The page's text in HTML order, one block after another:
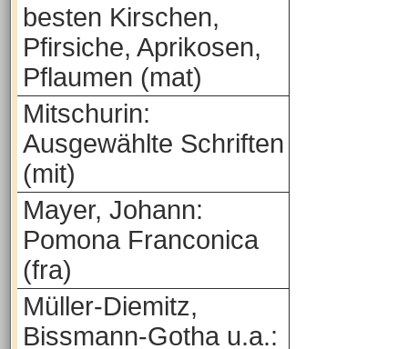
besten Kirschen,
Pfirsiche, Aprikosen,
Pflaumen (mat)
Mitschurin:
Ausgewählte Schriften
(mit)
Mayer, Johann:
Pomona Franconica
(fra)
Müller-Diemitz,
Bissmann-Gotha u.a.: